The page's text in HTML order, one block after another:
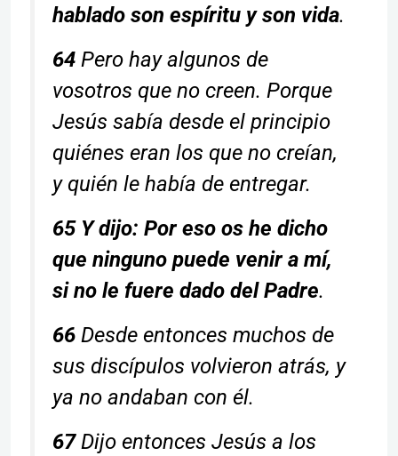
hablado son espíritu y son vida.
64 Pero hay algunos de
vosotros que no creen. Porque
Jesús sabía desde el principio
quiénes eran los que no creían,
y quién le había de entregar.
65 Y dijo: Por eso os he dicho
que ninguno puede venir a mí,
si no le fuere dado del Padre.
66 Desde entonces muchos de
sus discípulos volvieron atrás, y
ya no andaban con él.
67 Dijo entonces Jesús a los